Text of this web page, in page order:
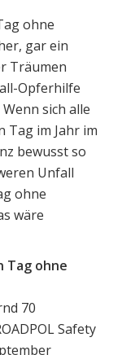
ohne
gar ein
Träumen
Opferhilfe
sich alle
Tag im Jahr im
bewusst so
Unfall
ohne
wäre
Tag ohne
70
Safety